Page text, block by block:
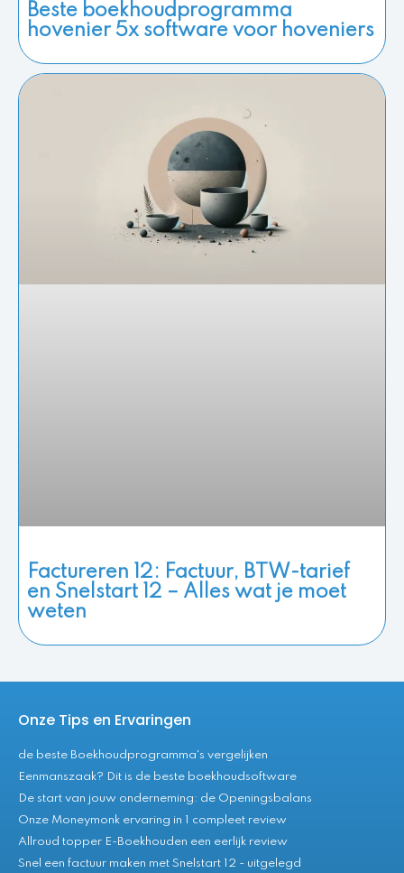
Beste boekhoudprogramma
hovenier 5x software voor hoveniers
Factureren 12: Factuur, BTW-tarief
en Snelstart 12 – Alles wat je moet
weten
Onze Tips en Ervaringen
de beste Boekhoudprogramma's vergelijken
Eenmanszaak? Dit is de beste boekhoudsoftware
De start van jouw onderneming: de Openingsbalans
Onze Moneymonk ervaring in 1 compleet review
Allroud topper E-Boekhouden een eerlijk review
Snel een factuur maken met Snelstart 12 - uitgelegd